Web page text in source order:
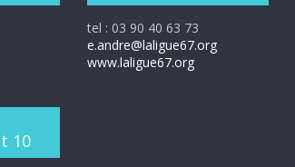
10
tel : 03 90 40 63 73
e.andre@laligue67.org
www.laligue67.org